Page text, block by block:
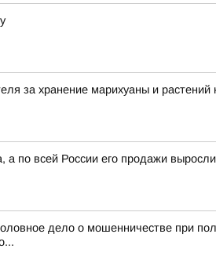
за хранение марихуаны и растений
а по всей России его продажи
дело о мошенничестве при